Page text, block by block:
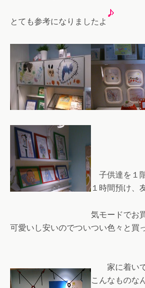
とても参考になりましたよ
子供達を１
１時間預け、
気モードでお
可愛いし安いのでついつい色々と買
家に着いて
こんなものな